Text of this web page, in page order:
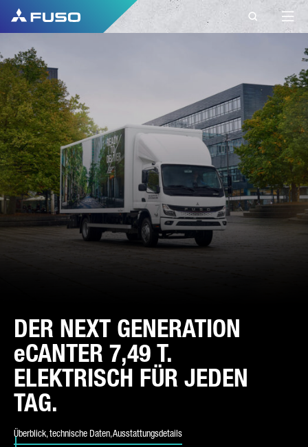
DER NEXT GENERATION
eCANTER 7,49 T.
ELEKTRISCH FÜR JEDEN
TAG.
Überblick, technische Daten, Ausstattungsdetails
FUSO BELGIUM
CONTACT
Haben Sie weitere Fragen?
Senden Sie uns Ihre Anfrage über dieses
Kontaktformular.
VORNAME*
ART DER ANFRAGE*
E-MAIL*